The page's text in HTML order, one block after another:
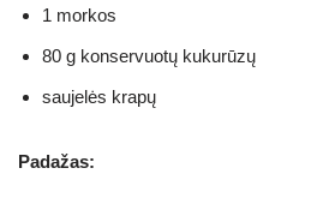
1 morkos
80 g konservuotų kukurūzų
saujelės krapų
Padažas: